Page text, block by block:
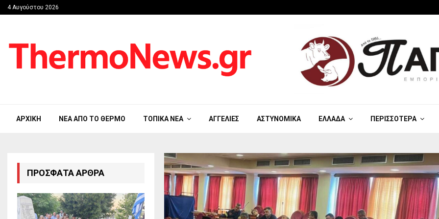
4 Αυγούστου 2026
ΑΡΧΙΚΉ ΝΈΑ ΑΠΟ ΤΟ ΘΈΡΜΟ ΤΟΠΙΚΆ ΝΈΑ ΑΓΓΕΛΊΕΣ ΑΣΤΥΝΟΜΙΚΆ ΕΛΛΆΔΑ ΠΕΡΙΣΣΌΤΕΡΑ
ΠΡΌΣΦΑΤΑ ΆΡΘΡΑ